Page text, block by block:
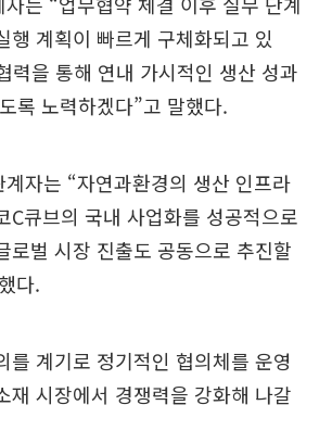
행 계획이 빠르게 구체화되고 있
력을 통해 연내 가시적인 생산 성과
록 노력하겠다”고 말했다.
자는 “자연과환경의 생산 인프라
C큐브의 국내 사업화를 성공적으로
로벌 시장 진출도 공동으로 추진할
다.
를 계기로 정기적인 협의체를 운영
재 시장에서 경쟁력을 강화해 나갈